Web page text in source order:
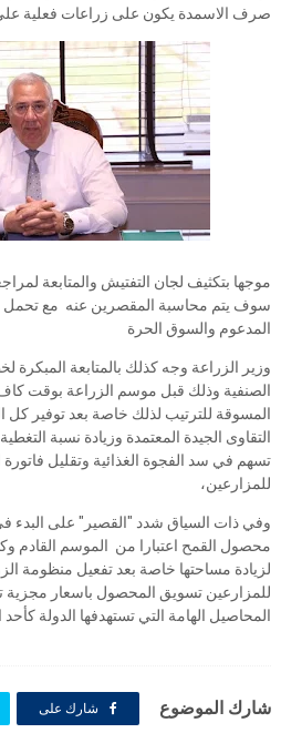
صرف الاسمدة يكون على زراعات فعلية
موجها بتكثيف لجان التفتيش والمتابعة
سوف يتم محاسبة المقصرين عنه مع تحمل
المدعوم والسوق الحرة
وزير الزراعة وجه كذلك بالمتابعة
الصنفية وذلك قبل موسم الزراعة بوقت
المسوقة للترتيب لذلك خاصة بعد توفير كل
التقاوى الجيدة المعتمدة وزيادة نسبة
تسهم في سد الفجوة الغذائية وتقليل فاتورة
للمزارعين،
وفي ذات السياق شدد "القصير" على البدء
محصول القمح اعتبارا من الموسم القادم
لزيادة مساحتها خاصة بعد تفعيل منظومة
للمزارعين تسويق المحصول باسعار
المحاصيل الهامة التي تستهدفها الدولة
شارك الموضوع شارك على